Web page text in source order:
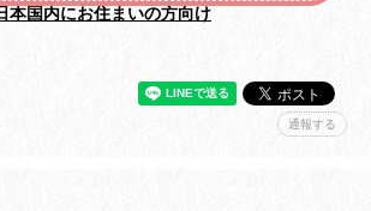
本国内にお住まいの方向け
通報する